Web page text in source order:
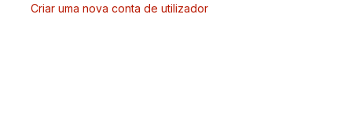
Criar uma nova conta de utilizador